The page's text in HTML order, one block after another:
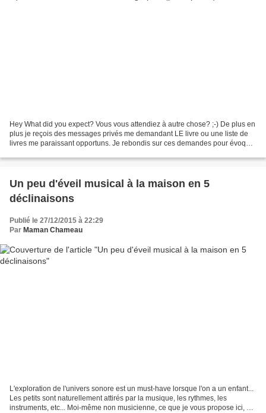
Hey What did you expect? Vous vous attendiez à autre chose? ;-) De plus en
plus je reçois des messages privés me demandant LE livre ou une liste de
livres me paraissant opportuns. Je rebondis sur ces demandes pour évoquer
Un peu d'éveil musical à la maison en 5
déclinaisons
Publié le 27/12/2015 à 22:29
Par Maman Chameau
L'exploration de l'univers sonore est un must-have lorsque l'on a un enfant...
Les petits sont naturellement attirés par la musique, les rythmes, les
instruments, etc... Moi-même non musicienne, ce que je vous propose ici, ce